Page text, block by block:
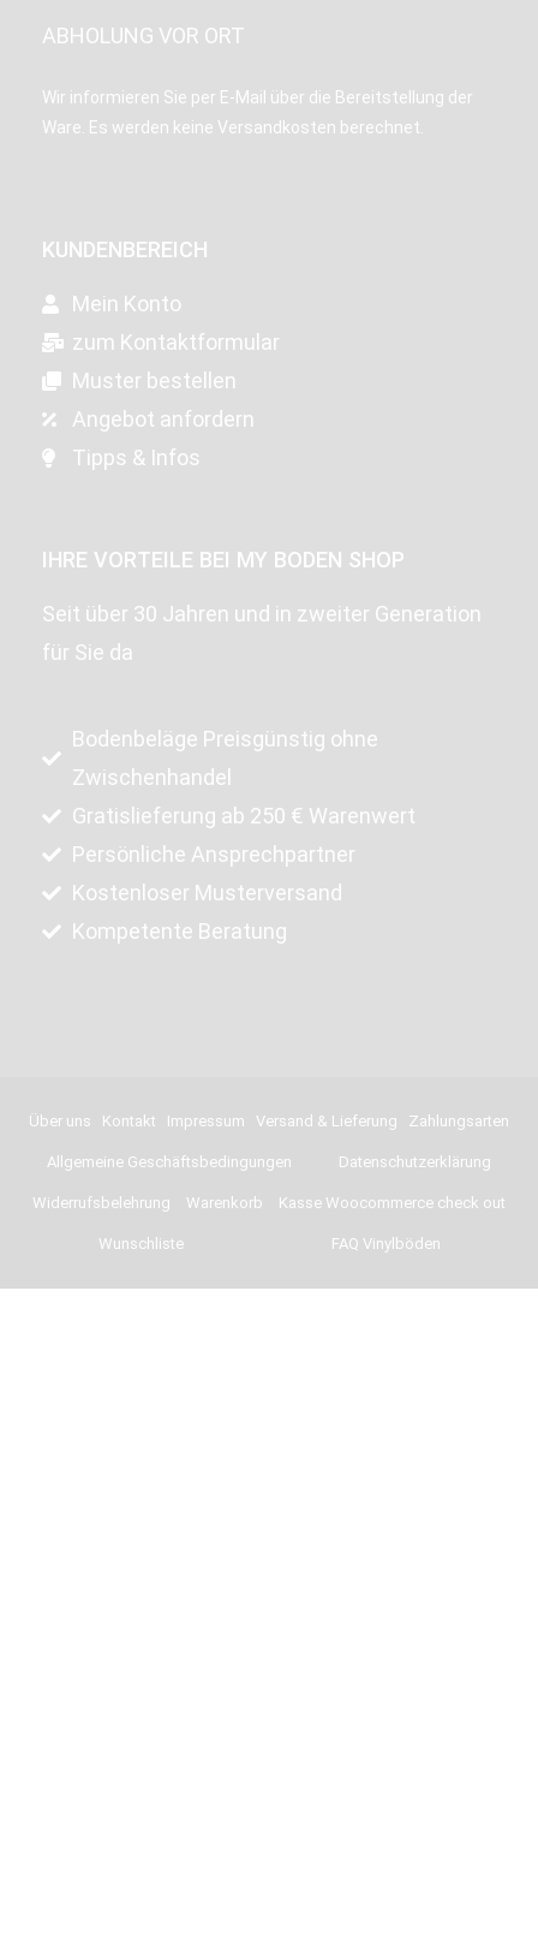
ABHOLUNG VOR ORT
Wir informieren Sie per E-Mail über die Bereitstellung der
Ware. Es werden keine Versandkosten berechnet.
KUNDENBEREICH
Mein Konto
zum Kontaktformular
Muster bestellen
Angebot anfordern
Tipps & Infos
IHRE VORTEILE BEI MY BODEN SHOP
Seit über 30 Jahren und in zweiter Generation
für Sie da
Bodenbeläge Preisgünstig ohne
Zwischenhandel
Gratislieferung ab 250 € Warenwert
Persönliche Ansprechpartner
Kostenloser Musterversand
Kompetente Beratung
Über uns Kontakt Impressum Versand & Lieferung Zahlungsarten
Allgemeine Geschäftsbedingungen Datenschutzerklärung
Widerrufsbelehrung Warenkorb Kasse Woocommerce check out
Wunschliste FAQ Vinylböden